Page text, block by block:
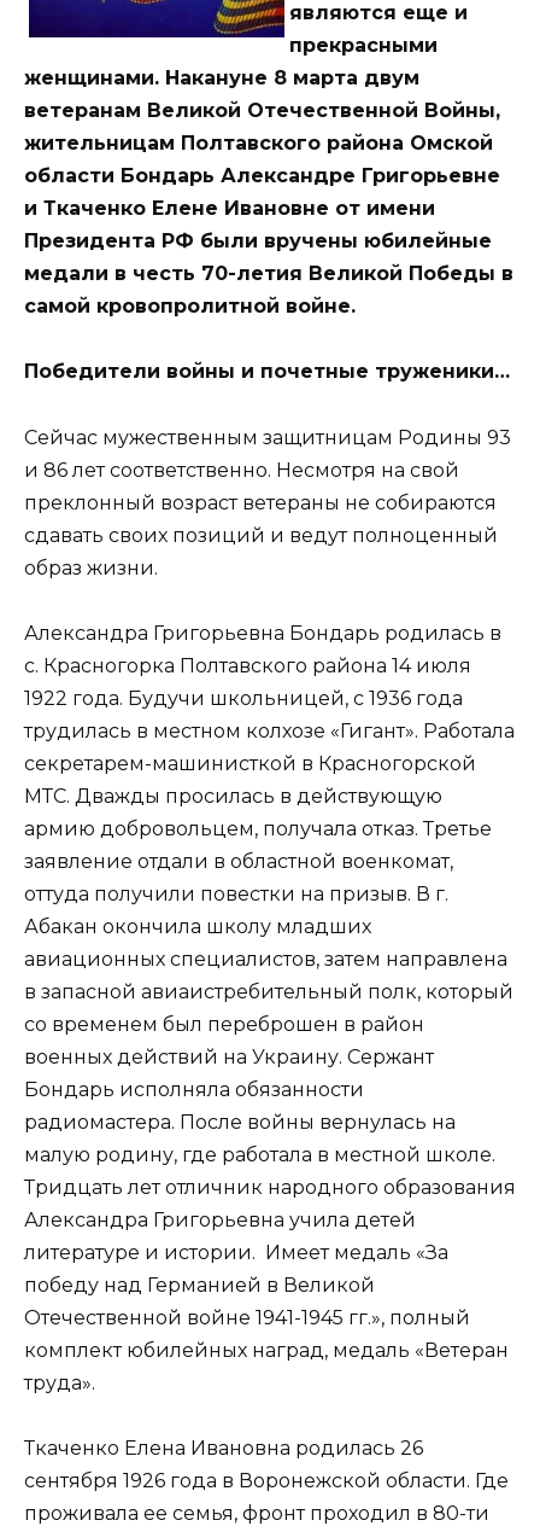
являются еще и
прекрасными
женщинами. Накануне 8 марта двум
ветеранам Великой Отечественной Войны,
жительницам Полтавского района Омской
области Бондарь Александре Григорьевне
и Ткаченко Елене Ивановне от имени
Президента РФ были вручены юбилейные
медали в честь 70-летия Великой Победы в
самой кровопролитной войне.
Победители войны и почетные труженики…
Сейчас мужественным защитницам Родины 93
и 86 лет соответственно. Несмотря на свой
преклонный возраст ветераны не собираются
сдавать своих позиций и ведут полноценный
образ жизни.
Александра Григорьевна Бондарь родилась в
с. Красногорка Полтавского района 14 июля
1922 года. Будучи школьницей, с 1936 года
трудилась в местном колхозе «Гигант». Работала
секретарем-машинисткой в Красногорской
МТС. Дважды просилась в действующую
армию добровольцем, получала отказ. Третье
заявление отдали в областной военкомат,
оттуда получили повестки на призыв. В г.
Абакан окончила школу младших
авиационных специалистов, затем направлена
в запасной авиаистребительный полк, который
со временем был переброшен в район
военных действий на Украину. Сержант
Бондарь исполняла обязанности
радиомастера. После войны вернулась на
малую родину, где работала в местной школе.
Тридцать лет отличник народного образования
Александра Григорьевна учила детей
литературе и истории. Имеет медаль «За
победу над Германией в Великой
Отечественной войне 1941-1945 гг.», полный
комплект юбилейных наград, медаль «Ветеран
труда».
Ткаченко Елена Ивановна родилась 26
сентября 1926 года в Воронежской области. Где
проживала ее семья, фронт проходил в 80-ти